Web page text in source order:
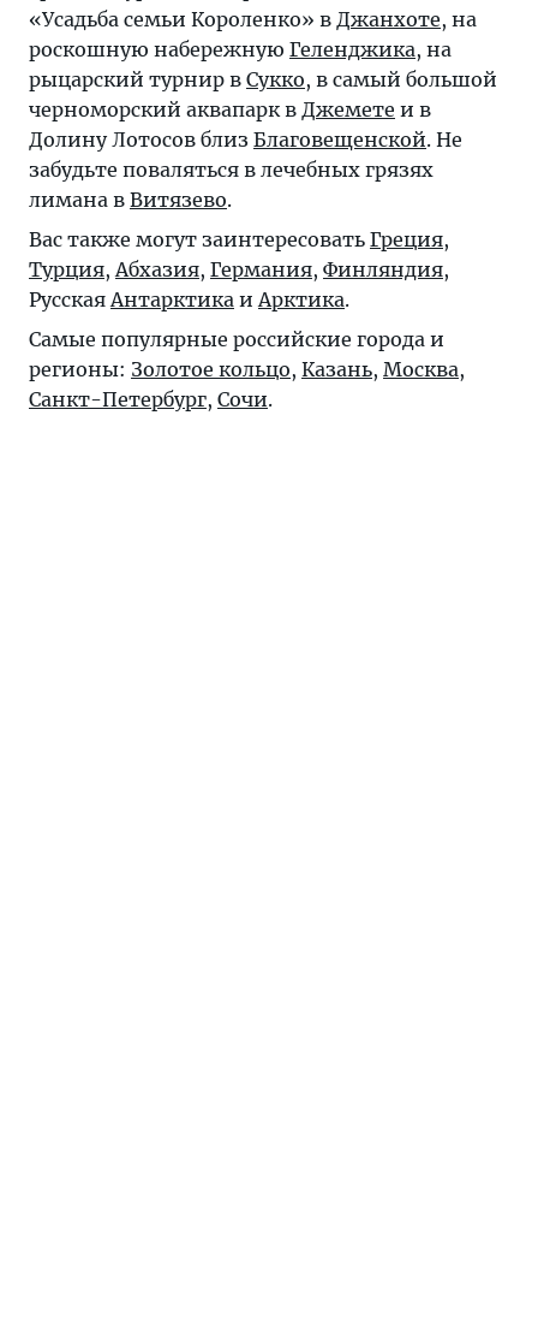
«Усадьба семьи Короленко» в Джанхоте, на
роскошную набережную Геленджика, на
рыцарский турнир в Сукко, в самый большой
черноморский аквапарк в Джемете и в
Долину Лотосов близ Благовещенской. Не
забудьте поваляться в лечебных грязях
лимана в Витязево.
Вас также могут заинтересовать Греция,
Турция,Абхазия, Германия, Финляндия,
РусскаяАнтарктика иАрктика.
Самые популярные российские города и
регионы: Золотое кольцо, Казань, Москва,
Санкт-Петербург, Сочи.